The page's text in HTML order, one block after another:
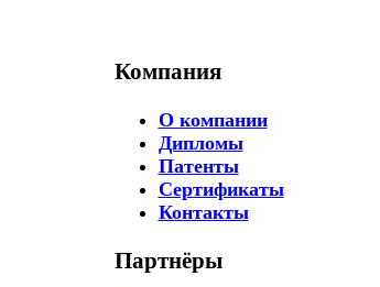
Компания
О компании
Дипломы
Патенты
Сертификаты
Контакты
Партнёры